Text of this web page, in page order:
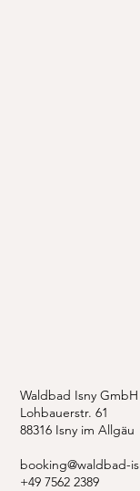
Waldbad Isny
Lohbauerstr. 61
88316 Isny im Allgäu
booking@waldbad-
+49 7562 2389